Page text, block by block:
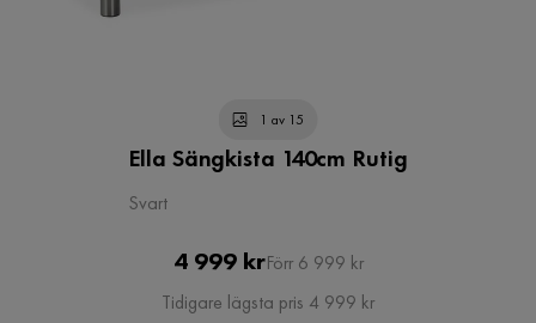
1 av 15
Ella Sängkista 140cm Rutig
Svart
Pris
4 999 krOriginal
Pris
Förr 6 999 kr
Tidigare lägsta pris 4 999 kr